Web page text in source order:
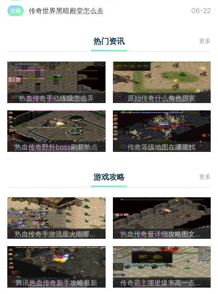
攻略 传奇世界黑暗殿堂怎么去 06-22
热门资讯 更多
热血传奇手动练级怎么弄 原始传奇什么角色厉害
热血传奇野外boss刷新地点 传奇等级地图在哪里找
游戏攻略 更多
热血传奇手游流星火雨哪里爆 热血传奇最详细攻略图文大全
腾讯热血传奇新手攻略最新 传奇霸主哪里爆率高一点的装备